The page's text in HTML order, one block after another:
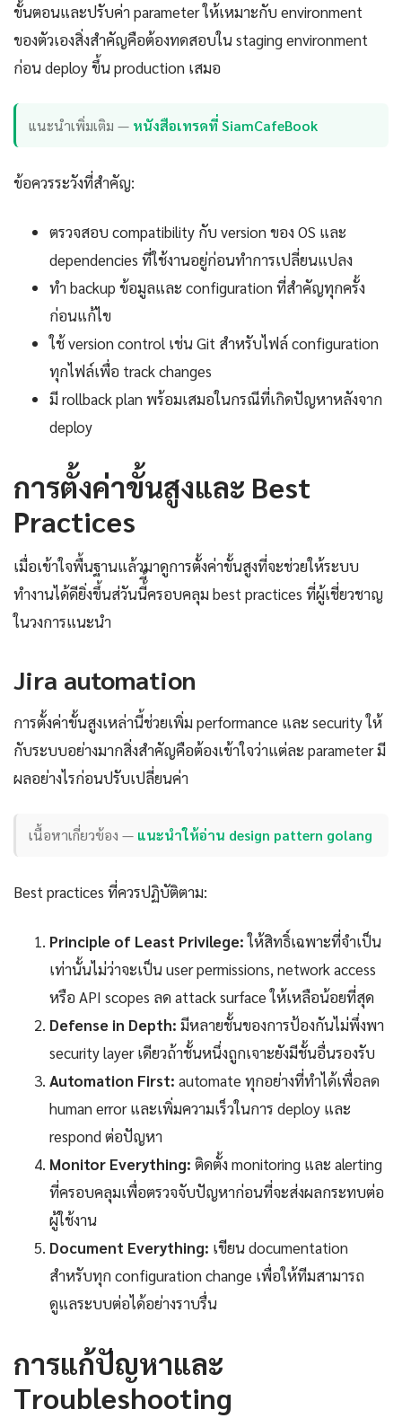
ขั้นตอนและปรับค่า parameter ให้เหมาะกับ environment
ของตัวเองสิ่งสำคัญคือต้องทดสอบใน staging environment
ก่อน deploy ขึ้น production เสมอ
แนะนำเพิ่มเติม — หนังสือเทรดที่ SiamCafeBook
ข้อควรระวังที่สำคัญ:
ตรวจสอบ compatibility กับ version ของ OS และ
dependencies ที่ใช้งานอยู่ก่อนทำการเปลี่ยนแปลง
ทำ backup ข้อมูลและ configuration ที่สำคัญทุกครั้ง
ก่อนแก้ไข
ใช้ version control เช่น Git สำหรับไฟล์ configuration
ทุกไฟล์เพื่อ track changes
มี rollback plan พร้อมเสมอในกรณีที่เกิดปัญหาหลังจาก
deploy
การตั้งค่าขั้นสูงและ Best
Practices
เมื่อเข้าใจพื้นฐานแล้วมาดูการตั้งค่าขั้นสูงที่จะช่วยให้ระบบ
ทำงานได้ดียิ่งขึ้นส่วันนี้ี้ครอบคลุม best practices ที่ผู้เชี่ยวชาญ
ในวงการแนะนำ
Jira automation
การตั้งค่าขั้นสูงเหล่านี้ช่วยเพิ่ม performance และ security ให้
กับระบบอย่างมากสิ่งสำคัญคือต้องเข้าใจว่าแต่ละ parameter มี
ผลอย่างไรก่อนปรับเปลี่ยนค่า
เนื้อหาเกี่ยวข้อง — แนะนำให้อ่าน design pattern golang
Best practices ที่ควรปฏิบัติตาม:
Principle of Least Privilege:ให้สิทธิ์เฉพาะที่จำเป็น
เท่านั้นไม่ว่าจะเป็น user permissions, network access
หรือ API scopes ลด attack surface ให้เหลือน้อยที่สุด
Defense in Depth: มีหลายชั้นของการป้องกันไม่พึ่งพา
security layer เดียวถ้าชั้นหนึ่งถูกเจาะยังมีชั้นอื่นรองรับ
Automation First: automate ทุกอย่างที่ทำได้เพื่อลด
human error และเพิ่มความเร็วในการ deploy และ
respond ต่อปัญหา
Monitor Everything: ติดตั้ง monitoring และ alerting
ที่ครอบคลุมเพื่อตรวจจับปัญหาก่อนที่จะส่งผลกระทบต่อ
ผู้ใช้งาน
Document Everything: เขียน documentation
สำหรับทุก configuration change เพื่อให้ทีมสามารถ
ดูแลระบบต่อได้อย่างราบรื่น
การแก้ปัญหาและ
Troubleshooting